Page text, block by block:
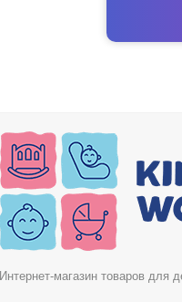
Интернет-магазин товаров для